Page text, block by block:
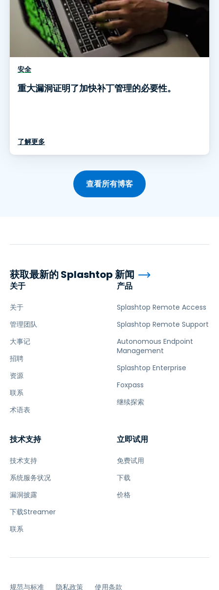
安全
重大漏洞证明了加快补丁管理的必要性。
了解更多
查看所有博客
关于
关于
管理团队
大事记
招聘
资源
联系
术语表
产品
Splashtop Remote Access
Splashtop Remote Support
Autonomous Endpoint
Management
Splashtop Enterprise
Foxpass
继续探索
技术支持
技术支持
系统服务状况
漏洞披露
下载Streamer
联系
立即试用
免费试用
下载
价格
获取最新的 Splashtop 新闻
规范与标准 隐私政策 使用条款